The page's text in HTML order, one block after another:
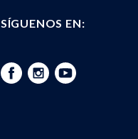
SÍGUENOS EN: